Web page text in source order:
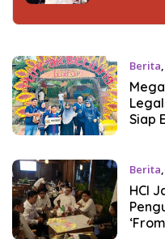
Berita,
Siap
Berita,
HCI